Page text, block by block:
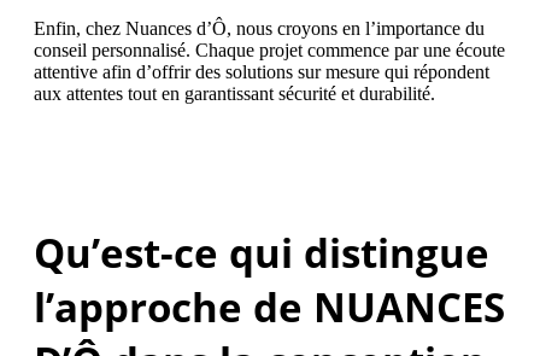
Enfin, chez Nuances d’Ô, nous croyons en l’importance du
conseil personnalisé. Chaque projet commence par une écoute
attentive afin d’offrir des solutions sur mesure qui répondent
aux attentes tout en garantissant sécurité et durabilité.
Qu’est-ce qui distingue
l’approche de NUANCES